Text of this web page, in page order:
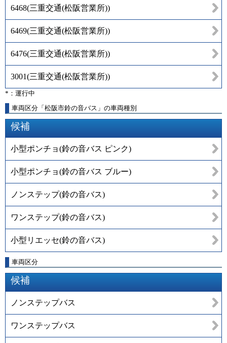
6468(三重交通(松阪営業所))
6469(三重交通(松阪営業所))
6476(三重交通(松阪営業所))
3001(三重交通(松阪営業所))
*：運行中
車両区分「松阪市鈴の音バス」の車両種別
候補
小型ポンチョ(鈴の音バス ピンク)
小型ポンチョ(鈴の音バス ブルー)
ノンステップ(鈴の音バス)
ワンステップ(鈴の音バス)
小型リエッセ(鈴の音バス)
車両区分
候補
ノンステップバス
ワンステップバス